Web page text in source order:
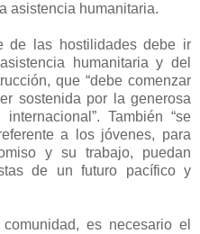
asistencia humanitaria.
de las hostilidades debe ir
humanitaria y del
que “debe comenzar
sostenida por la generosa
También “se
a los jóvenes, para
y su trabajo, puedan
de un futuro pacífico y
es necesario el